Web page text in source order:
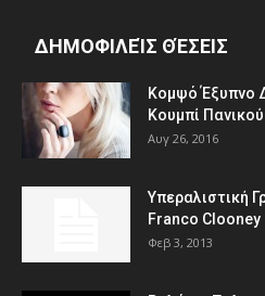
ΔΗΜΟΦΙΛΕΊΣ ΘΈΣΕΙΣ
Κομψό Έξυπνο
Κουμπί Πανικού
Αυγ 26, 2016
Υπεραλιστική
Franco Clooney
Φεβ 3, 2013